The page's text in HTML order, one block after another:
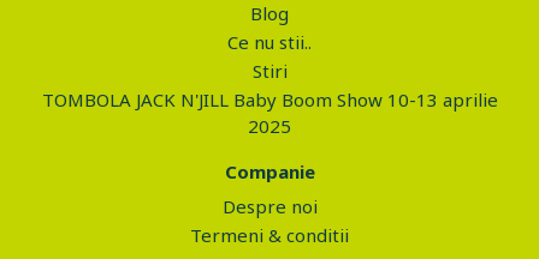
Blog
Ce nu stii..
Stiri
TOMBOLA JACK N'JILL Baby Boom Show 10-13 aprilie
2025
Companie
Despre noi
Termeni & conditii